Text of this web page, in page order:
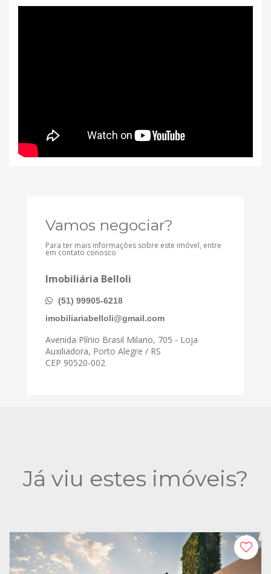
Vamos negociar?
Para ter mais informações sobre este imóvel, entre
em contato conosco
Imobiliária Belloli
(51) 99905-6218
imobiliariabelloli@gmail.com
Avenida Plínio Brasil Milano, 705 - Loja
Auxiliadora, Porto Alegre / RS
CEP 90520-002
Já viu estes imóveis?